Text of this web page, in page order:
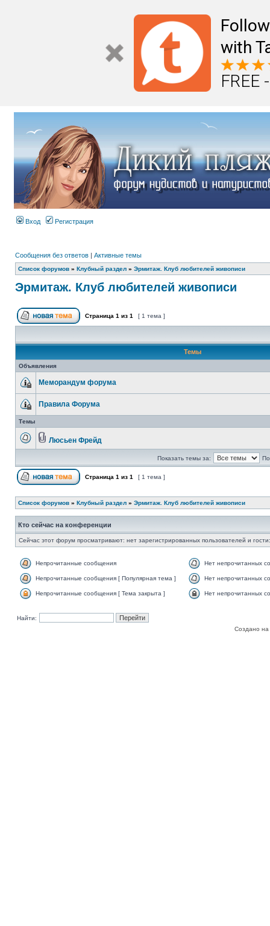
with
FREE
Вход Регистрация
Сообщения без ответов | Активные темы
Список форумов » Клубный раздел » Эрмитаж. Клуб любителей живописи
Эрмитаж. Клуб любителей живописи
Страница 1 из 1 [ 1 тема ]
Темы
Объявления
Меморандум форума
Правила Форума
Темы
Люсьен Фрейд
Показать темы за:
Страница 1 из 1 [ 1 тема ]
Список форумов » Клубный раздел » Эрмитаж. Клуб любителей живописи
Кто сейчас на конференции
Сейчас этот форум просматривают: нет зарегистрированных пользователей и
Непрочитанные сообщения Нет непрочитанных
Непрочитанные сообщения [ Популярная тема ] Нет непрочитанных
Непрочитанные сообщения [ Тема закрыта ] Нет непрочитанных
Найти:
Создано